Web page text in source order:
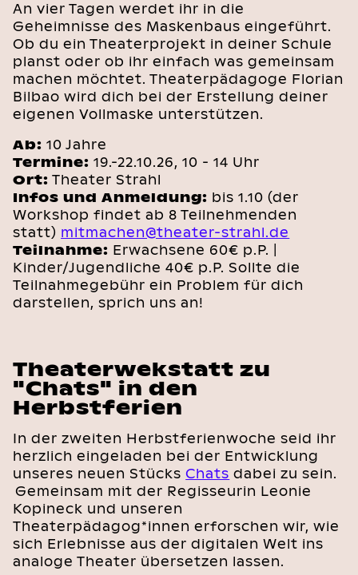
An vier Tagen werdet ihr in die
Geheimnisse des Maskenbaus eingeführt.
Ob du ein Theaterprojekt in deiner Schule
planst oder ob ihr einfach was gemeinsam
machen möchtet. Theaterpädagoge Florian
Bilbao wird dich bei der Erstellung deiner
eigenen Vollmaske unterstützen.
Ab: 10 Jahre
Termine: 19.-22.10.26, 10 - 14 Uhr
Ort: Theater Strahl
Infos und Anmeldung: bis 1.10 (der
Workshop findet ab 8 Teilnehmenden
statt) mitmachen@theater-strahl.de
Teilnahme: Erwachsene 60€ p.P. |
Kinder/Jugendliche 40€ p.P. Sollte die
Teilnahmegebühr ein Problem für dich
darstellen, sprich uns an!
Theaterwekstatt zu
"Chats" in den
Herbstferien
In der zweiten Herbstferienwoche seid ihr
herzlich eingeladen bei der Entwicklung
unseres neuen StücksChats dabei zu sein.
Gemeinsam mit der Regisseurin Leonie
Kopineck und unseren
Theaterpädagog*innen erforschen wir, wie
sich Erlebnisse aus der digitalen Welt ins
analoge Theater übersetzen lassen.